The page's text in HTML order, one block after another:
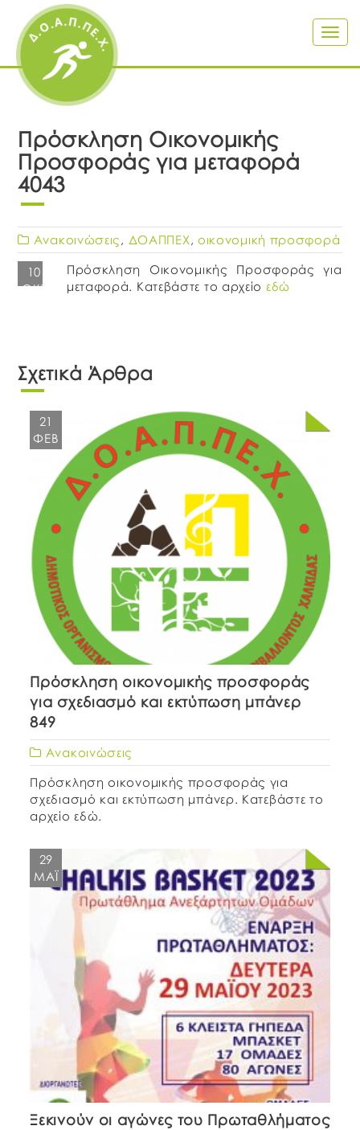
Πρόσκληση Οικονομικής
Προσφοράς για μεταφορά
4043
Ανακοινώσεις , ΔΟΑΠΠΕΧ, οικονομική προσφορά
10
ΟΚΤ
Πρόσκληση Οικονομικής Προσφοράς για
μεταφορά. Κατεβάστε το αρχείο εδώ
Σχετικά Άρθρα
21
ΦΕΒ
Πρόσκληση οικονομικής προσφοράς
για σχεδιασμό και εκτύπωση μπάνερ
849
Ανακοινώσεις
Πρόσκληση οικονομικής προσφοράς για
σχεδιασμό και εκτύπωση μπάνερ. Κατεβάστε το
αρχείο εδώ.
29
ΜΆΙ
Ξεκινούν οι αγώνες του Πρωταθλήματος